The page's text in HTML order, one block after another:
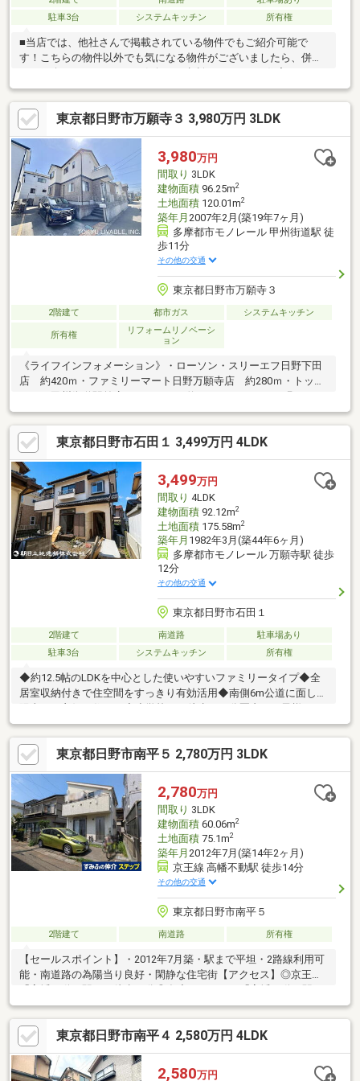
駐車3台
システムキッチン 所有権
■当店では、他社さんで掲載されている物件でもご紹介可能で
す！こちらの物件以外でも気になる物件がございましたら、併せ
のご案内もお任せください。専属スタッフによりネット銀行等も
含めた数ある金融機関の中からお客様にとってベストなプランを
ご提案いたします！■ご売却のご相談も承っております。まずは
机上査定にて概算での売却金額を査定いたします。どうぞお気軽
にお問い合わせください。■当店には賃貸専門のスタッフもおり
ますので、賃貸との同時相談も可能です。■ピタットハウス全国
６５１店舗のネットワークで理想のご購入を全力サポートいたし
ます！
東京都日野市万願寺３ 3,980万円 3LDK
3,980万円
間取り 3LDK
建物面積96.25m2
土地面積120.01m2
築年月 2007年2月(築19年7ヶ月)
多摩都市モノレール 甲州街道駅 徒
歩11分
その他の交通
東京都日野市万願寺３
2階建て 都市ガス システムキッチン
所有権
リフォームリノベーシ
ョン
《ライフインフォメーション》・ローソン・スリーエフ日野下田
店 約420ｍ・ファミリーマート日野万願寺店 約280ｍ・トップ
パルケ甲州街道駅前店（スーパー）約830ｍ・スシロー日野バイ
パス店 約670ｍ・日野市立日野第四小学校 約790ｍ・日野市立
日野第一中学校 約1570ｍ《リフォーム履歴》・2010年12月 太
陽光発電システム設置、IHクッキングヒーター設置、エコキュー
ト設置、エネステーション設置・2016年5月 一階洋室間取り変
更、一部クロス張替、棚造作・2019年1月 外壁塗装工事、ベラ
ンダ防水工事実施・2022年4月 蓄電池設置、エコキュート交換
東京都日野市石田１ 3,499万円 4LDK
3,499万円
間取り 4LDK
建物面積92.12m2
土地面積175.58m2
築年月 1982年3月(築44年6ヶ月)
多摩都市モノレール 万願寺駅 徒歩
12分
その他の交通
東京都日野市石田１
2階建て 南道路
駐車場あり
駐車3台
システムキッチン 所有権
◆約12.5帖のLDKを中心とした使いやすいファミリータイプ◆全
居室収納付きで住空間をすっきり有効活用◆南側6m公道に面した
るご家庭にもお勧めです。◆満足度の高いリフォーム物件で、快
適な生活を。【この地域に特化して42年間の実績があるからこそ
の物件情報があります。】☆フリーダイヤル：0120-57-6312☆資
料をご希望の方はオレンジのタブを押してください☆インターネ
ット、チラシなどに掲載できない物件も多数ございます！お住ま
い探しは朝日土地建物(株)八王子店 営業2課にお任せください。
東京都日野市南平５ 2,780万円 3LDK
2,780万円
間取り 3LDK
建物面積60.06m2
土地面積75.1m2
築年月 2012年7月(築14年2ヶ月)
京王線 高幡不動駅 徒歩14分
その他の交通
東京都日野市南平５
2階建て 南道路 所有権
【セールスポイント】・2012年7月築・駅まで平坦・2路線利用可
能・南道路の為陽当り良好・閑静な住宅街【アクセス】◎京王線
「高幡不動」駅まで徒歩14分◎多摩モノレール「高幡不動」駅ま
で徒歩16分【物件概要】・土地面積：75.10㎡・建物面積：60.06
㎡・間取り：3LDK・構造：木造2階建・築年月：2012年7月
東京都日野市南平４ 2,580万円 4LDK
2,580万円